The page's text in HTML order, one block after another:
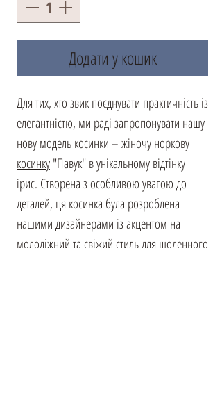
Додати у кошик
Для тих, хто звик поєднувати практичність із
елегантністю, ми раді запропонувати нашу
нову модель косинки –жіночу норкову
косинку"Павук" в унікальному відтінку
ірис. Створена з особливою увагою до
деталей, ця косинка була розроблена
нашими дизайнерами із акцентом на
молодіжний та свіжий стиль для щоденного